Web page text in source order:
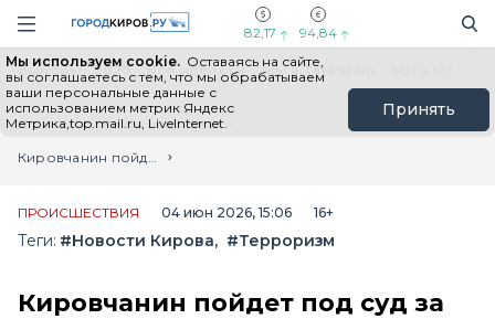
Навигация сайта
82,17 94,84
Мы используем cookie. Оставаясь на сайте,
вы соглашаетесь с тем, что мы обрабатываем
ваши персональные данные с
использованием метрик Яндекс
Метрика,top.mail.ru, LiveInternet.
Принять
Выборы - 2026 Все новости Мы в Telegram
Главная
Лента новостей
Кировчанин пойдет под суд за пожертвования экстремистам
ПРОИСШЕСТВИЯ 04 июн 2026, 15:06 16+
Теги: #Новости Кирова #Терроризм
Кировчанин пойдет под суд за